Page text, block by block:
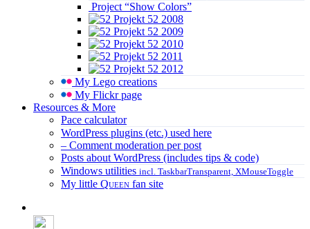
Project “Show Colors”
Projekt 52 2008
Projekt 52 2009
Projekt 52 2010
Projekt 52 2011
Projekt 52 2012
My Lego creations
My Flickr page
Resources & More
Pace calculator
WordPress plugins (etc.) used here
– Comment moderation per post
Posts about WordPress (includes tips & code)
Windows utilities incl. TaskbarTransparent, XMouseToggle
My little Queen fan site